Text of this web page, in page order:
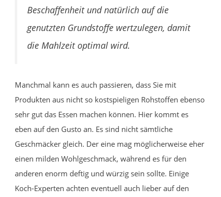
Beschaffenheit und natürlich auf die
genutzten Grundstoffe wertzulegen, damit
die Mahlzeit optimal wird.
Manchmal kann es auch passieren, dass Sie mit
Produkten aus nicht so kostspieligen Rohstoffen ebenso
sehr gut das Essen machen können. Hier kommt es
eben auf den Gusto an. Es sind nicht sämtliche
Geschmäcker gleich. Der eine mag möglicherweise eher
einen milden Wohlgeschmack, während es für den
anderen enorm deftig und würzig sein sollte. Einige
Koch-Experten achten eventuell auch lieber auf den